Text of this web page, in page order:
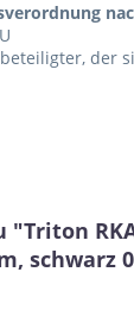
der
schwarz